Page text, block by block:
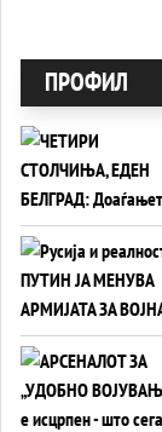
ПРОФИЛ